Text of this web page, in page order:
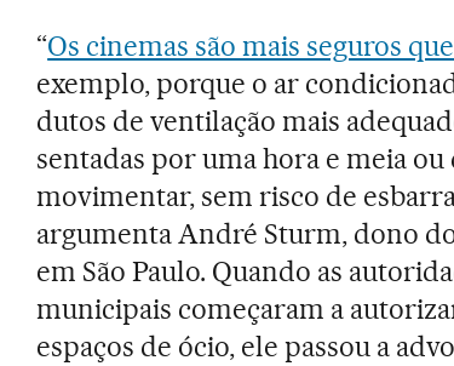
“Os cinemas são mais seguros
exemplo, porque o ar
dutos de ventilação mais
sentadas por uma hora e meia ou
movimentar, sem risco de
argumenta André Sturm, dono
em São Paulo. Quando as
municipais começaram a
espaços de ócio, ele passou a